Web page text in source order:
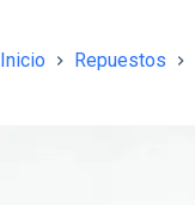
Inicio Repuestos